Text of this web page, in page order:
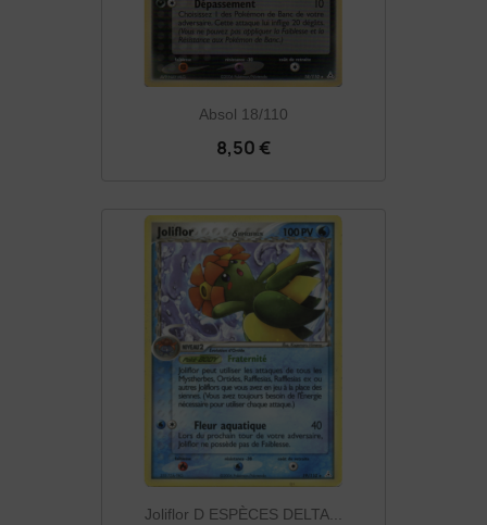
Absol 18/110
8,50 €
Joliflor D ESPÈCES DELTA...